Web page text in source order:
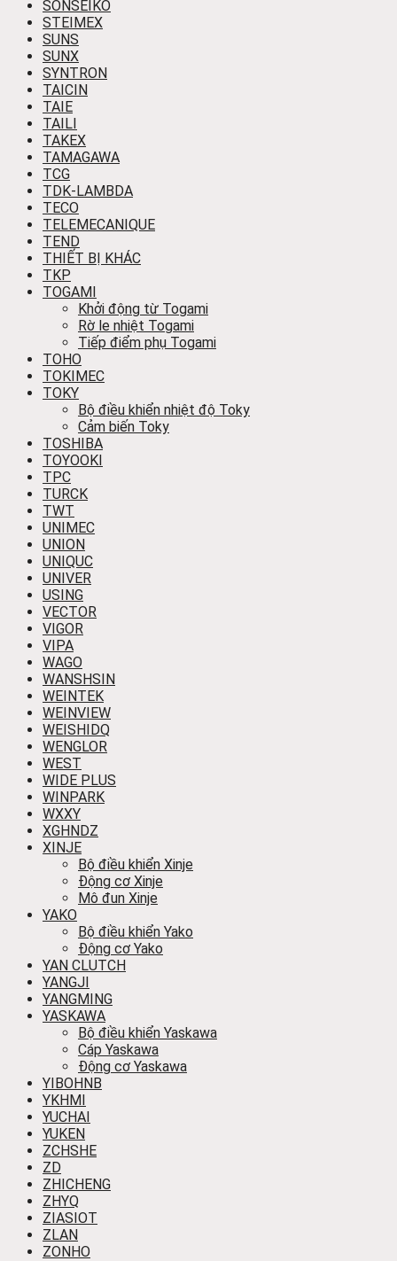
SONSEIKO
STEIMEX
SUNS
SUNX
SYNTRON
TAICIN
TAIE
TAILI
TAKEX
TAMAGAWA
TCG
TDK-LAMBDA
TECO
TELEMECANIQUE
TEND
THIẾT BỊ KHÁC
TKP
TOGAMI
Khởi động từ Togami
Rờ le nhiệt Togami
Tiếp điểm phụ Togami
TOHO
TOKIMEC
TOKY
Bộ điều khiển nhiệt độ Toky
Cảm biến Toky
TOSHIBA
TOYOOKI
TPC
TURCK
TWT
UNIMEC
UNION
UNIQUC
UNIVER
USING
VECTOR
VIGOR
VIPA
WAGO
WANSHSIN
WEINTEK
WEINVIEW
WEISHIDQ
WENGLOR
WEST
WIDE PLUS
WINPARK
WXXY
XGHNDZ
XINJE
Bộ điều khiển Xinje
Động cơ Xinje
Mô đun Xinje
YAKO
Bộ điều khiển Yako
Động cơ Yako
YAN CLUTCH
YANGJI
YANGMING
YASKAWA
Bộ điều khiển Yaskawa
Cáp Yaskawa
Động cơ Yaskawa
YIBOHNB
YKHMI
YUCHAI
YUKEN
ZCHSHE
ZD
ZHICHENG
ZHYQ
ZIASIOT
ZLAN
ZONHO